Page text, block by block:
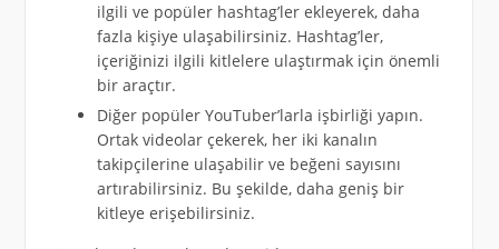
ilgili ve popüler hashtag’ler ekleyerek, daha
fazla kişiye ulaşabilirsiniz. Hashtag’ler,
içeriğinizi ilgili kitlelere ulaştırmak için önemli
bir araçtır.
Diğer popüler YouTuber’larla işbirliği yapın.
Ortak videolar çekerek, her iki kanalın
takipçilerine ulaşabilir ve beğeni sayısını
artırabilirsiniz. Bu şekilde, daha geniş bir
kitleye erişebilirsiniz.